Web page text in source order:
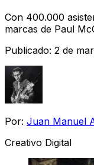
Con 400.000
marcas de Paul
Publicado: 2 de
Por: Juan Manuel
Creativo Digital